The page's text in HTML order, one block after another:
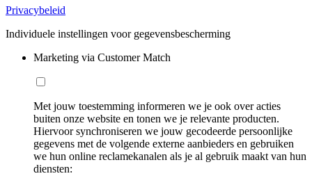
Privacybeleid
Individuele instellingen voor gegevensbescherming
Marketing via Customer Match
Met jouw toestemming informeren we je ook over acties
buiten onze website en tonen we je relevante producten.
Hiervoor synchroniseren we jouw gecodeerde persoonlijke
gegevens met de volgende externe aanbieders en gebruiken
we hun online reclamekanalen als je al gebruik maakt van hun
diensten: